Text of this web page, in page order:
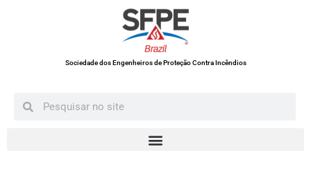
Sociedade dos Engenheiros de Proteção Contra Incêndios